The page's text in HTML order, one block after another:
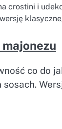
crostini i
co do